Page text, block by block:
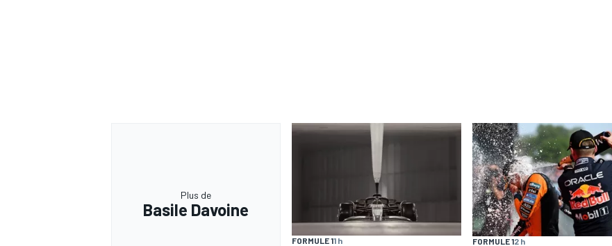
Plus de
Basile Davoine
FORMULE 11 h FORMULE 12 h